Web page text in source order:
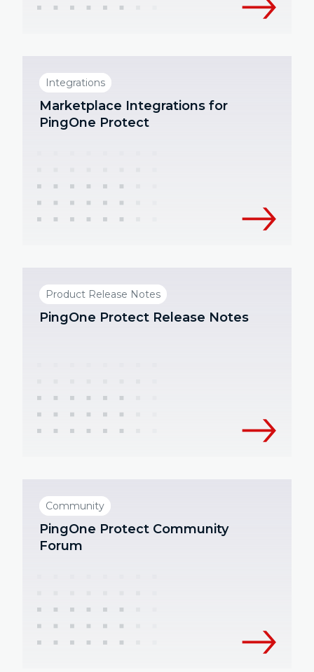
Integrations
Marketplace Integrations for
PingOne Protect
Product Release Notes
PingOne Protect Release Notes
Community
PingOne Protect Community
Forum